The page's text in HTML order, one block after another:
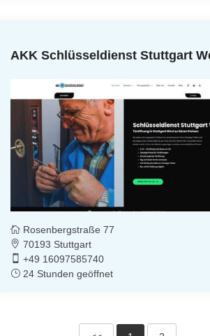
AKK Schlüsseldienst Stuttgart
Rosenbergstraße 77
70193 Stuttgart
+49 16097585740
24 Stunden geöffnet